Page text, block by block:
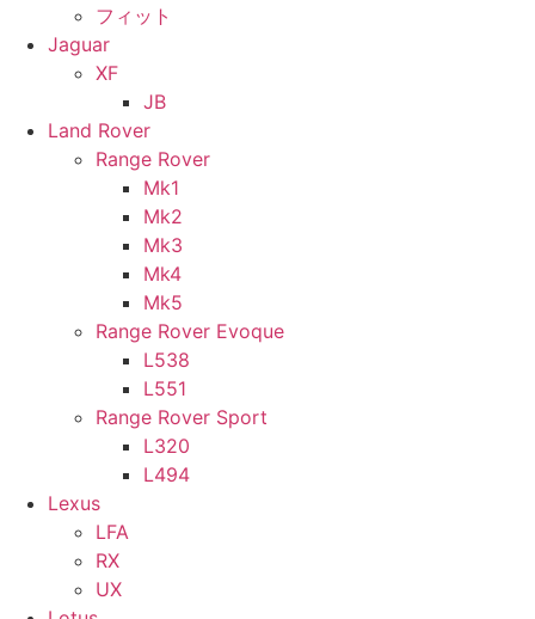
フィット
Jaguar
XF
JB
Land Rover
Range Rover
Mk1
Mk2
Mk3
Mk4
Mk5
Range Rover Evoque
L538
L551
Range Rover Sport
L320
L494
Lexus
LFA
RX
UX